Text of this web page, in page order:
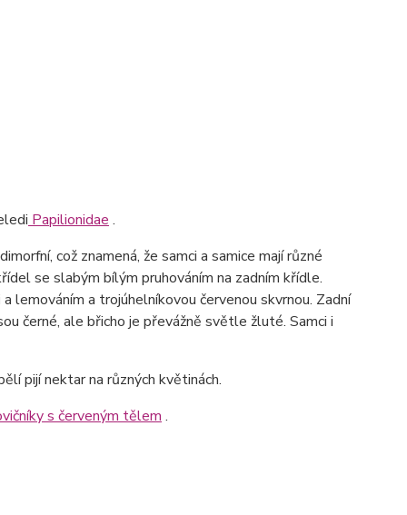
Papilionidae .
což znamená, že samci a samice mají různé
se slabým bílým pruhováním na zadním křídle.
lemováním a trojúhelníkovou červenou skvrnou. Zadní
černé, ale břicho je převážně světle žluté. Samci i
pijí nektar na různých květinách.
s červeným tělem .